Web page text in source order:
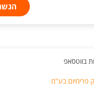
בווטסאפ
פרימיום בע"מ